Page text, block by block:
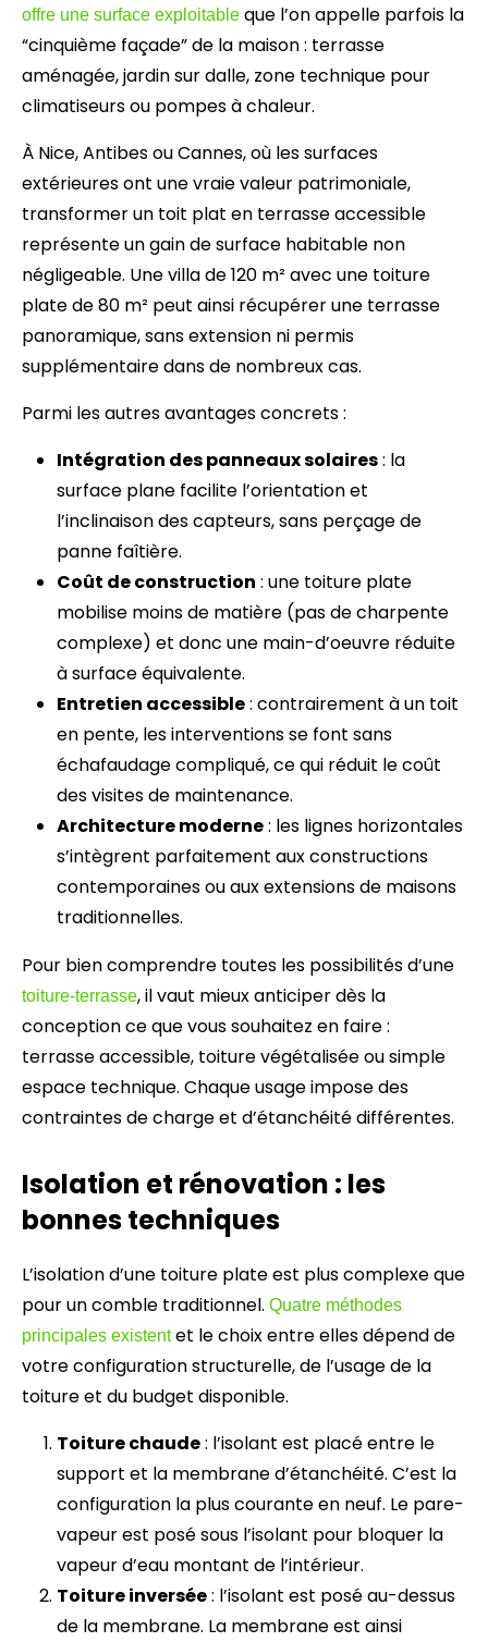
offre une surface exploitable que l’on appelle parfois la
“cinquième façade” de la maison : terrasse
aménagée, jardin sur dalle, zone technique pour
climatiseurs ou pompes à chaleur.
À Nice, Antibes ou Cannes, où les surfaces
extérieures ont une vraie valeur patrimoniale,
transformer un toit plat en terrasse accessible
représente un gain de surface habitable non
négligeable. Une villa de 120 m² avec une toiture
plate de 80 m² peut ainsi récupérer une terrasse
panoramique, sans extension ni permis
supplémentaire dans de nombreux cas.
Parmi les autres avantages concrets :
Intégration des panneaux solaires: la
surface plane facilite l’orientation et
l’inclinaison des capteurs, sans perçage de
panne faîtière.
Coût de construction : une toiture plate
mobilise moins de matière (pas de charpente
complexe) et donc une main-d’oeuvre réduite
à surface équivalente.
Entretien accessible: contrairement à un toit
en pente, les interventions se font sans
échafaudage compliqué, ce qui réduit le coût
des visites de maintenance.
Architecture moderne: les lignes horizontales
s’intègrent parfaitement aux constructions
contemporaines ou aux extensions de maisons
traditionnelles.
Pour bien comprendre toutes les possibilités d’une
toiture-terrasse, il vaut mieux anticiper dès la
conception ce que vous souhaitez en faire :
terrasse accessible, toiture végétalisée ou simple
espace technique. Chaque usage impose des
contraintes de charge et d’étanchéité différentes.
Isolation et rénovation : les
bonnes techniques
L’isolation d’une toiture plate est plus complexe que
pour un comble traditionnel. Quatre méthodes
principales existentet le choix entre elles dépend de
votre configuration structurelle, de l’usage de la
toiture et du budget disponible.
Toiture chaude: l’isolant est placé entre le
support et la membrane d’étanchéité. C’est la
configuration la plus courante en neuf. Le pare-
vapeur est posé sous l’isolant pour bloquer la
vapeur d’eau montant de l’intérieur.
Toiture inversée: l’isolant est posé au-dessus
de la membrane. La membrane est ainsi